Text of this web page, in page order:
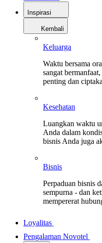
Inspirasi
Kembali
Keluarga
Waktu bersama
sangat
penting dan
Kesehatan
Luangkan waktu
Anda dalam
bisnis Anda juga
Bisnis
Perpaduan bisnis
sempurna - dan
mempererat
Loyalitas
Pengalaman Novotel